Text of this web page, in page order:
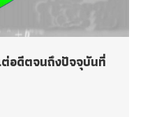
อดีตจนถึงปัจจุบันที่